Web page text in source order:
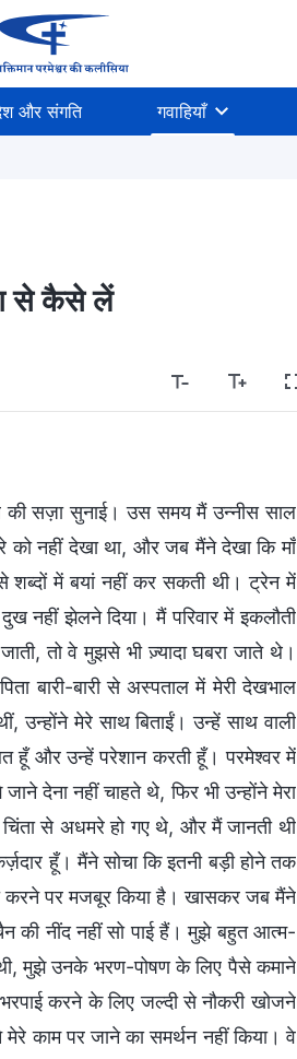
और संगति गवाहियाँ
से कैसे लें
की सज़ा सुनाई। उस समय मैं उन्नीस साल
नहीं देखा था, और जब मैंने देखा कि माँ
में बयां नहीं कर सकती थी। ट्रेन में
नहीं झेलने दिया। मैं परिवार में इकलौती
तो वे मुझसे भी ज़्यादा घबरा जाते थे।
बारी-बारी से अस्पताल में मेरी देखभाल
उन्होंने मेरे साथ बिताईं। उन्हें साथ वाली
हूँ और उन्हें परेशान करती हूँ। परमेश्वर में
देना नहीं चाहते थे, फिर भी उन्होंने मेरा
चिंता से अधमरे हो गए थे, और मैं जानती थी
हूँ। मैंने सोचा कि इतनी बड़ी होने तक
करने पर मजबूर किया है। खासकर जब मैंने
की नींद नहीं सो पाई हैं। मुझे बहुत आत्म-
थी, मुझे उनके भरण-पोषण के लिए पैसे कमाने
करने के लिए जल्दी से नौकरी खोजने
मेरे काम पर जाने का समर्थन नहीं किया। वे